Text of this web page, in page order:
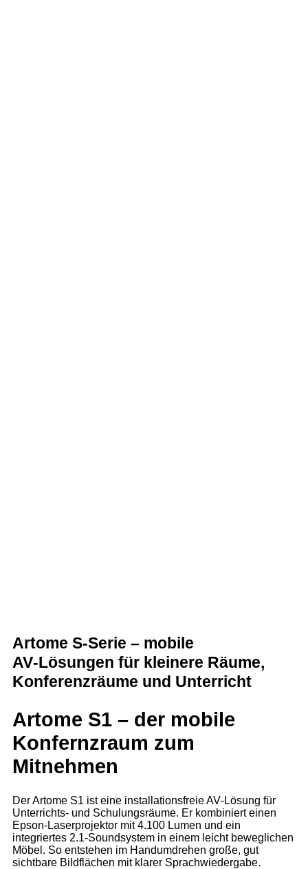
Artome S‑Serie – mobile
AV‑Lösungen für kleinere Räume,
Konferenzräume und Unterricht
Artome S1 – der mobile
Konfernzraum zum
Mitnehmen
Der Artome S1 ist eine installationsfreie AV‑Lösung für
Unterrichts- und Schulungsräume. Er kombiniert einen
Epson‑Laserprojektor mit 4.100 Lumen und ein
integriertes 2.1‑Soundsystem in einem leicht beweglichen
Möbel. So entstehen im Handumdrehen große, gut
sichtbare Bildflächen mit klarer Sprachwiedergabe.